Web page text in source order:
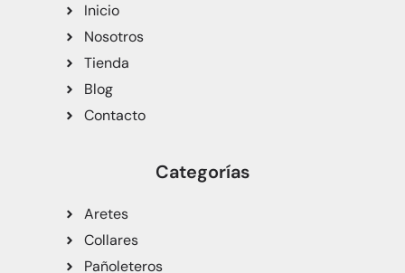
Inicio
Nosotros
Tienda
Blog
Contacto
Categorías
Aretes
Collares
Pañoleteros